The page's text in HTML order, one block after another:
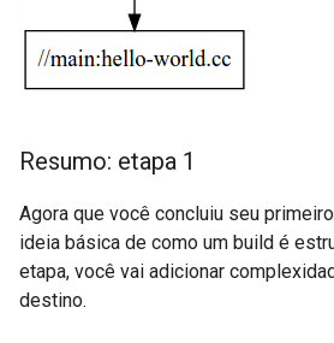
Resumo: etapa 1
Agora que você concluiu seu
ideia básica de como um build é
etapa, você vai adicionar
destino.